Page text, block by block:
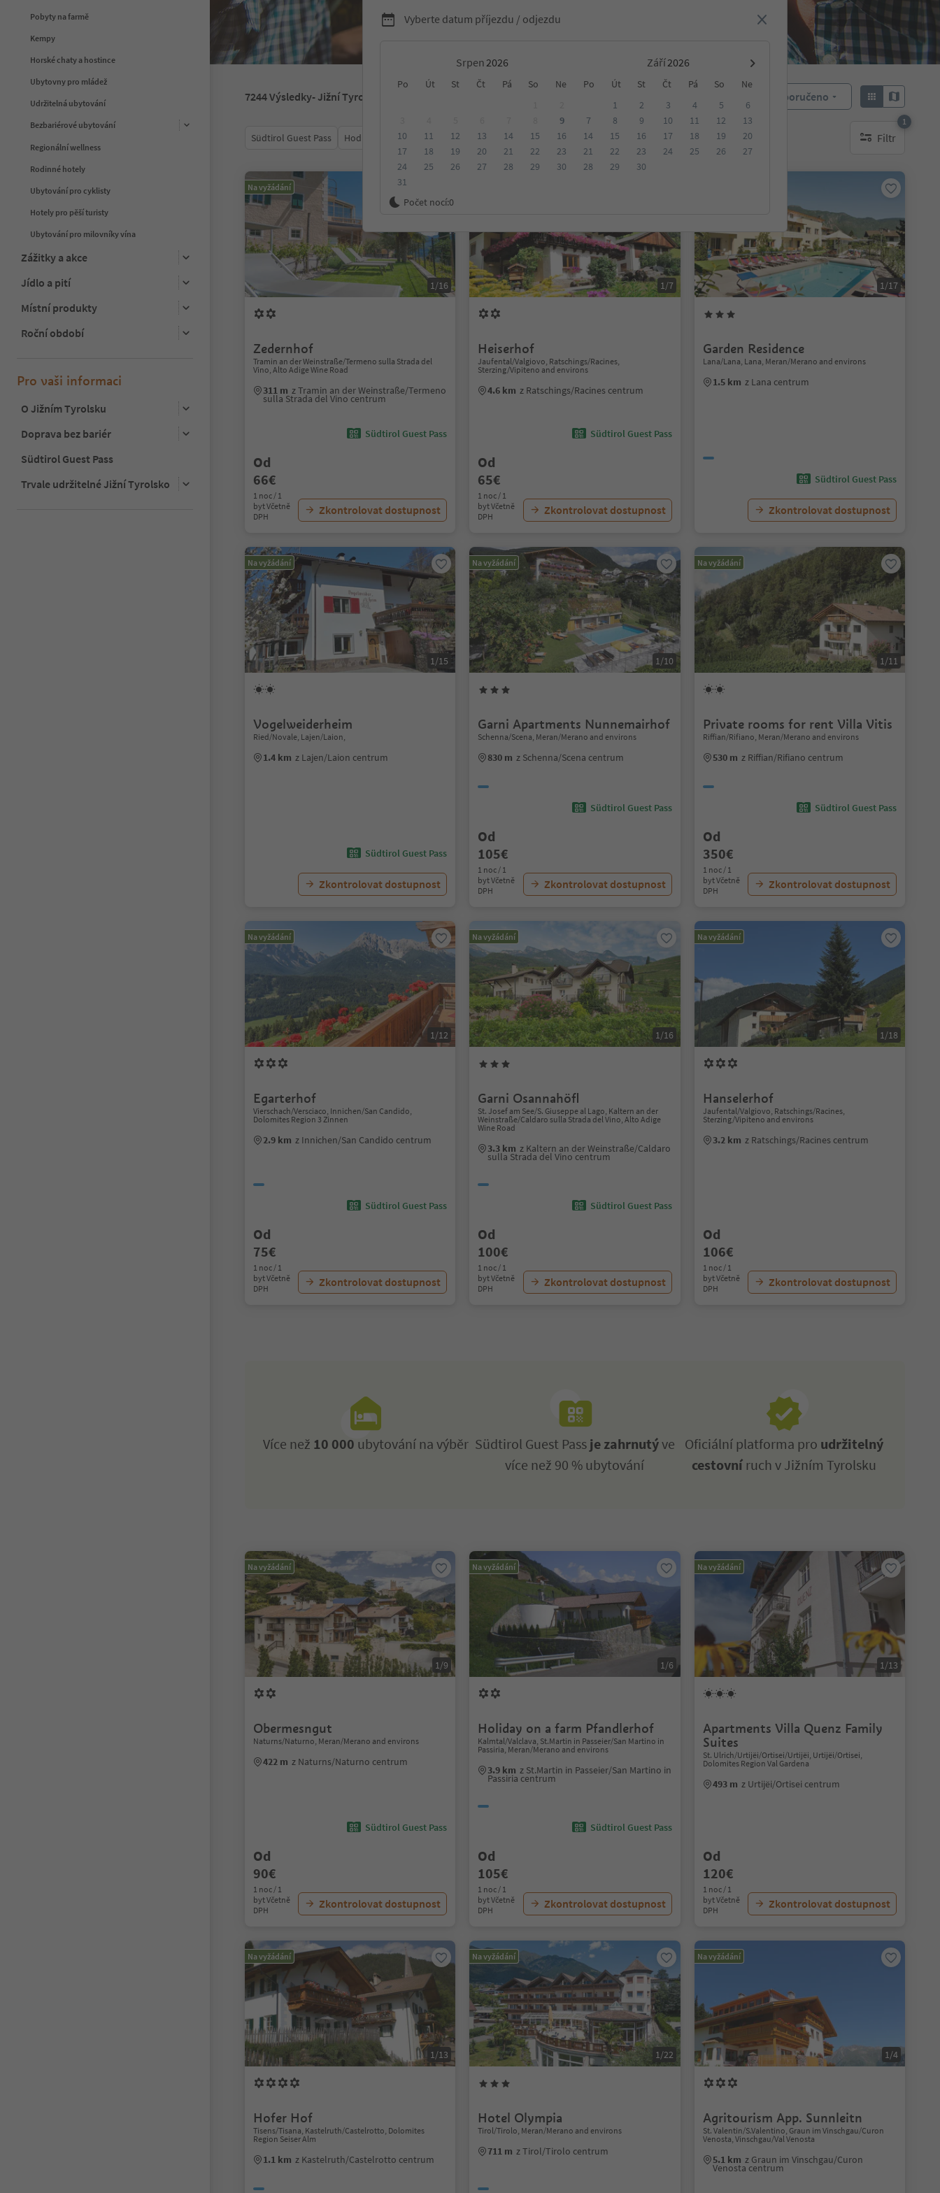
Pobyty na farmě
Kempy
Horské chaty a hostince
Ubytovny pro mládež
Udržitelná ubytování
Bezbariérové ubytování
Regionální wellness
Rodinné hotely
Ubytování pro cyklisty
Hotely pro pěší turisty
Ubytování pro milovníky vína
Zážitky a akce
Jídlo a pití
Místní produkty
Roční období
Pro vaši informaci
O Jižním Tyrolsku
Doprava bez bariér
Südtirol Guest Pass
Trvale udržitelné Jižní Tyrolsko
Vyberte datum příjezdu / odjezdu
Srpen Září
Po Út St Čt Pá So Ne Po Út St Čt Pá So
Ne
9
10
11 12 13 14 15
16
17
18 19 20 21 22
23
24
25 26 27 28 29
30
31
1 2 3 4 5
6
7
8 9 10 11 12
13
14
15 16 17 18 19
20
21
22 23 24 25 26
27
28
29 30
Počet nocí:0
7244Výsledky- Jižní Tyrolsko Doporučeno
Südtirol Guest Pass Hodnocení Kategorie Zpracovává Udržitelné ubytování Filtr
1
1 aktywny filtr
Na vyžádání
1/16
Zedernhof
Tramin an der Weinstraße/Termeno sulla Strada del
Vino, Alto Adige Wine Road
311 m z Tramin an der Weinstraße/Termeno
sulla Strada del Vino centrum
Südtirol Guest Pass
Od
66€
1 noc / 1
byt Včetně
DPH
Zkontrolovat dostupnost
1/7
Heiserhof
Jaufental/Valgiovo, Ratschings/Racines,
Sterzing/Vipiteno and environs
4.6 km z Ratschings/Racines centrum
Südtirol Guest Pass
Od
65€
1 noc / 1
byt Včetně
DPH
Zkontrolovat dostupnost
1/17
Garden Residence
Lana/Lana, Lana, Meran/Merano and environs
1.5 km z Lana centrum
Südtirol Guest Pass
Zkontrolovat dostupnost
Na vyžádání
1/15
Vogelweiderheim
Ried/Novale, Lajen/Laion,
1.4 km z Lajen/Laion centrum
Südtirol Guest Pass
Zkontrolovat dostupnost
Na vyžádání
1/10
Garni Apartments Nunnemairhof
Schenna/Scena, Meran/Merano and environs
830 m z Schenna/Scena centrum
Südtirol Guest Pass
Od
105€
1 noc / 1
byt Včetně
DPH
Zkontrolovat dostupnost
Na vyžádání
1/11
Private rooms for rent Villa Vitis
Riffian/Rifiano, Meran/Merano and environs
530 m z Riffian/Rifiano centrum
Südtirol Guest Pass
Od
350€
1 noc / 1
byt Včetně
DPH
Zkontrolovat dostupnost
Na vyžádání
1/12
Egarterhof
Vierschach/Versciaco, Innichen/San Candido,
Dolomites Region 3 Zinnen
2.9 km z Innichen/San Candido centrum
Südtirol Guest Pass
Od
75€
1 noc / 1
byt Včetně
DPH
Zkontrolovat dostupnost
Na vyžádání
1/16
Garni Osannahöfl
St. Josef am See/S. Giuseppe al Lago, Kaltern an der
Weinstraße/Caldaro sulla Strada del Vino, Alto Adige
Wine Road
3.3 km z Kaltern an der Weinstraße/Caldaro
sulla Strada del Vino centrum
Südtirol Guest Pass
Od
100€
1 noc / 1
byt Včetně
DPH
Zkontrolovat dostupnost
Na vyžádání
1/18
Hanselerhof
Jaufental/Valgiovo, Ratschings/Racines,
Sterzing/Vipiteno and environs
3.2 km z Ratschings/Racines centrum
Od
106€
1 noc / 1
byt Včetně
DPH
Zkontrolovat dostupnost
Více než 10 000 ubytování na výběr Südtirol Guest Passje zahrnutýve
více než 90 % ubytování
Oficiální platforma pro udržitelný
cestovníruch v Jižním Tyrolsku
Na vyžádání
1/9
Obermesngut
Naturns/Naturno, Meran/Merano and environs
422 m z Naturns/Naturno centrum
Südtirol Guest Pass
Od
90€
1 noc / 1
byt Včetně
DPH
Zkontrolovat dostupnost
Na vyžádání
1/6
Holiday on a farm Pfandlerhof
Kalmtal/Valclava, St.Martin in Passeier/San Martino in
Passiria, Meran/Merano and environs
3.9 km z St.Martin in Passeier/San Martino in
Passiria centrum
Südtirol Guest Pass
Od
105€
1 noc / 1
byt Včetně
DPH
Zkontrolovat dostupnost
Na vyžádání
1/13
Apartments Villa Quenz Family
Suites
St. Ulrich/Urtijëi/Ortisei/Urtijëi, Urtijëi/Ortisei,
Dolomites Region Val Gardena
493 m z Urtijëi/Ortisei centrum
Od
120€
1 noc / 1
byt Včetně
DPH
Zkontrolovat dostupnost
Na vyžádání
1/13
Hofer Hof
Tisens/Tisana, Kastelruth/Castelrotto, Dolomites
Region Seiser Alm
1.1 km z Kastelruth/Castelrotto centrum
Na vyžádání
1/22
Hotel Olympia
Tirol/Tirolo, Meran/Merano and environs
711 m z Tirol/Tirolo centrum
Na vyžádání
1/4
Agritourism App. Sunnleitn
St. Valentin/S.Valentino, Graun im Vinschgau/Curon
Venosta, Vinschgau/Val Venosta
5.1 km z Graun im Vinschgau/Curon
Venosta centrum